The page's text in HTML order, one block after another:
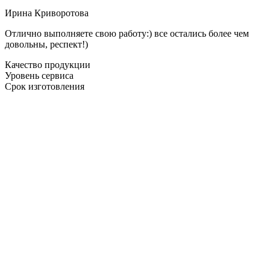
Ирина Криворотова
Отлично выполняете свою работу:) все остались более чем
довольны, респект!)
Качество продукции
Уровень сервиса
Срок изготовления